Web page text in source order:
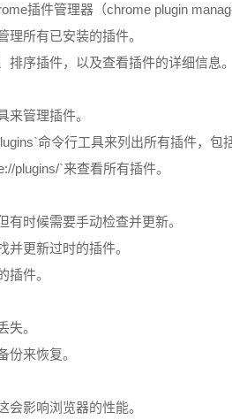
插件管理器（chrome plugin
所有已安装的插件。
序插件，以及查看插件的详细信息。
来管理插件。
命令行工具来列出所有插件，包
plugins/`来查看所有插件。
时候需要手动检查并更新。
更新过时的插件。
插件。
失。
份来恢复。
影响浏览器的性能。